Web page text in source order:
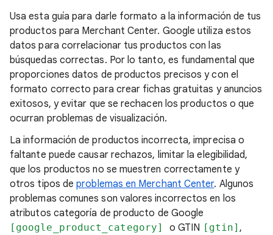
Usa esta guía para darle formato a la información de tus
productos para Merchant Center. Google utiliza estos
datos para correlacionar tus productos con las
búsquedas correctas. Por lo tanto, es fundamental que
proporciones datos de productos precisos y con el
formato correcto para crear fichas gratuitas y anuncios
exitosos, y evitar que se rechacen los productos o que
ocurran problemas de visualización.
La información de productos incorrecta, imprecisa o
faltante puede causar rechazos, limitar la elegibilidad,
que los productos no se muestren correctamente y
otros tipos deproblemas en Merchant Center. Algunos
problemas comunes son valores incorrectos en los
atributos categoría de producto de Google
[google_product_category]o GTIN [gtin] ,